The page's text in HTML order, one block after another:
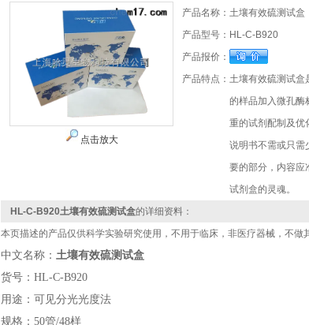
点击放大
产品名称： 土壤有效硫测试盒
产品型号： HL-C-B920
产品报价：
产品特点： 土壤有效硫测试盒
的样品加入微孔酶
重的试剂配制及优
说明书不需或只需
要的部分，内容应
试剂盒的灵魂。
HL-C-B920土壤有效硫测试盒的详细资料：
本页描述的产品仅供科学实验研究使用，不用于临床，非医疗器械，不做
中文名称 ： 土壤有效硫测试盒
货号：HL-C-B920
用途：可见分光光度法
规格：50管/48样